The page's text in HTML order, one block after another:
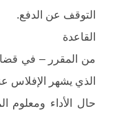
التوقف عن الدفع.
القاعدة
من المقرر – في
الذي يشهر الإفلاس
حال الأداء ومعلوم